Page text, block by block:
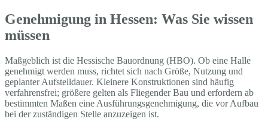
Genehmigung in Hessen: Was Sie wissen
müssen
Maßgeblich ist die Hessische Bauordnung (HBO). Ob eine Halle
genehmigt werden muss, richtet sich nach Größe, Nutzung und
geplanter Aufstelldauer. Kleinere Konstruktionen sind häufig
verfahrensfrei; größere gelten als Fliegender Bau und erfordern ab
bestimmten Maßen eine Ausführungsgenehmigung, die vor Aufbau
bei der zuständigen Stelle anzuzeigen ist.